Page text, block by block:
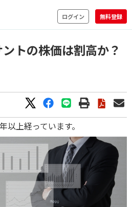
ログイン 無料登録
トの株価は割高か？
上経っています。